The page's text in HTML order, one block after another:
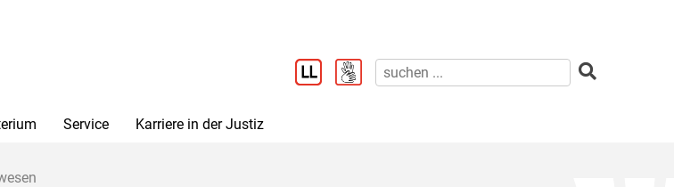
Service Karriere in der Justiz